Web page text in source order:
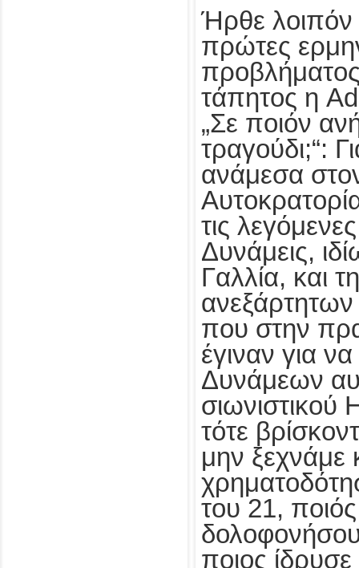
Ήρθε λοιπόν
πρώτες
τάπητος η
„Σε ποιόν
τραγούδι;“:
ανάμεσα
τις
Δυνάμεις,
Γαλλία, και
που στην
έγιναν για
Δυνάμεων
τότε
μην ξεχνάμε
του 21,
ποιος